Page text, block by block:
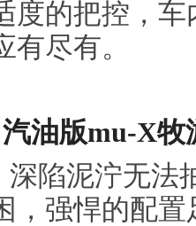
度的把控，
尽有。
油版mu-X牧
陷泥泞无法
，强悍的配